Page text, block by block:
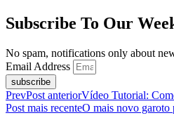
Subscribe To Our
No spam, notifications only about
Email Address
subscribe
PrevPost anteriorVídeo Tutorial:
Post mais recenteO mais novo garoto